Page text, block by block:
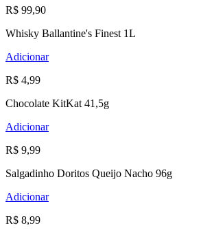
R$ 99,90
Whisky Ballantine's Finest 1L
Adicionar
R$ 4,99
Chocolate KitKat 41,5g
Adicionar
R$ 9,99
Salgadinho Doritos Queijo Nacho 96g
Adicionar
R$ 8,99